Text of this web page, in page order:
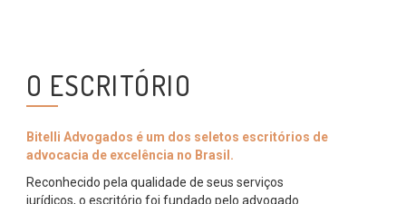
O ESCRITÓRIO
Bitelli Advogados é um dos seletos escritórios de
advocacia de excelência no Brasil.
Reconhecido pela qualidade de seus serviços
jurídicos, o escritório foi fundado pelo advogado